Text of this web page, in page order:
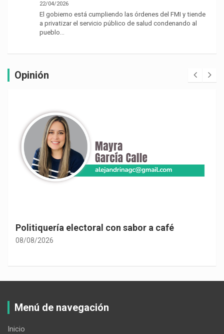
22/04/2026
El gobierno está cumpliendo las órdenes del FMI y tiende
a privatizar el servicio público de salud condenando al
pueblo…
Opinión
Politiquería electoral con sabor a café
08/08/2026
Menú de navegación
Inicio